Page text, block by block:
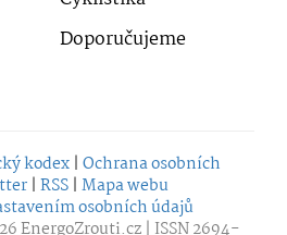
Doporučujeme
kodex | Ochrana osobních
| RSS | Mapa webu
osobních údajů
EnergoZrouti.cz | ISSN 2694-